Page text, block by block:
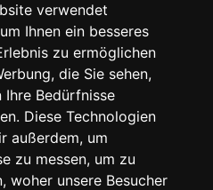
verwendet
Ihnen ein besseres
zu ermöglichen
die Sie sehen,
Ihre Bedürfnisse
Diese Technologien
außerdem, um
zu messen, um zu
woher unsere Besucher